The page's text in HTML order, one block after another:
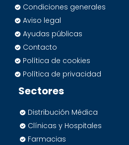
Condiciones generales
Aviso legal
Ayudas públicas
Contacto
Política de cookies
Política de privacidad
Sectores
Distribución Médica
Clínicas y Hospitales
Farmacias